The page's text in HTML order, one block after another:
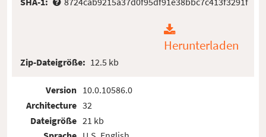
Herunterladen
Zip-Dateigröße: 12.5 kb
Version
Architecture
Dateigröße
10.0.10586.0
32
21 kb